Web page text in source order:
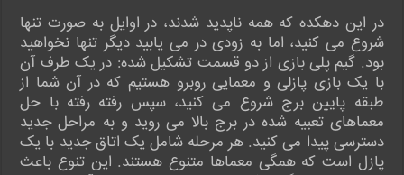
در این دهکده که همه ناپدید شدند، در اوایل به صورت تنها
شروع می کنید، اما به زودی در می یابید دیگر تنها نخواهید
بود. گیم پلی بازی از دو قسمت تشکیل شده: در یک طرف آن
با یک بازی پازلی و معمایی روبرو هستیم که در آن شما از
طبقه پایین برج شروع می کنید، سپس رفته رفته با حل
معماهای تعبیه شده در برج بالا می روید و به مراحل جدید
دسترسی پیدا می کنید. هر مرحله شامل یک اتاق جدید با یک
پازل است که همگی معماها متنوع هستند. این تنوع باعث